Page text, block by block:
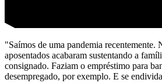
"Saímos de uma pandemia recentemente.
aposentados acabaram sustentando a
consignado. Faziam o empréstimo para
desempregado, por exemplo. E se